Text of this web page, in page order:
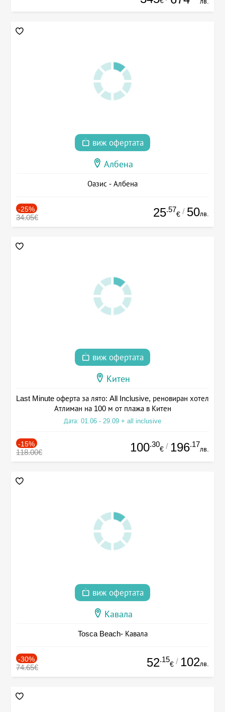
виж офертата
Албена
Оазис - Албена
-25%
34.05€ 25.57
€ / 50лв.
виж офертата
Китен
Last Minute оферта за лято: All Inclusive, реновиран хотел
Атлиман на 100 м от плажа в Китен
Дата: 01.06 - 29.09 + all inclusive
-15%
118.00€ 100.30
€ / 196.17
лв.
виж офертата
Кавала
Tosca Beach- Кавала
-30%
74.65€ 52.15
€ / 102лв.